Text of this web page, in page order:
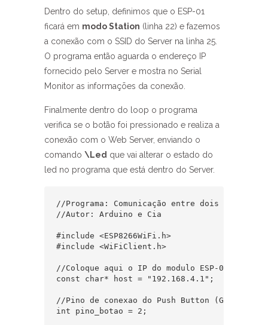
Dentro do setup, definimos que o ESP-01
ficará em modo Station (linha 22) e fazemos
a conexão com o SSID do Server na linha 25.
O programa então aguarda o endereço IP
fornecido pelo Server e mostra no Serial
Monitor as informações da conexão.
Finalmente dentro do loop o programa
verifica se o botão foi pressionado e realiza a
conexão com o Web Server, enviando o
comando \Led que vai alterar o estado do
led no programa que está dentro do Server.
//Programa: Comunicação entre dois ESP8266
//Autor: Arduino e Cia
#include <ESP8266WiFi.h>
#include <WiFiClient.h>
//Coloque aqui o IP do modulo ESP-01 Server
const char* host = "192.168.4.1";
//Pino de conexao do Push Button (GPIO2)
int pino_botao = 2;